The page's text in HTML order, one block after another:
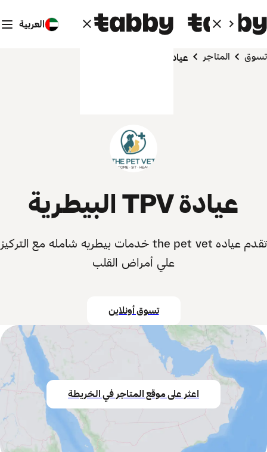
العربية
تسوق المتاجر عيادة TPV البيطرية
عيادة TPV البيطرية
تقدم عياده the pet vet خدمات بيطريه شامله مع التركيز
علي أمراض القلب
تسوق أونلاين
اعثر على موقع المتاجر في الخريطة